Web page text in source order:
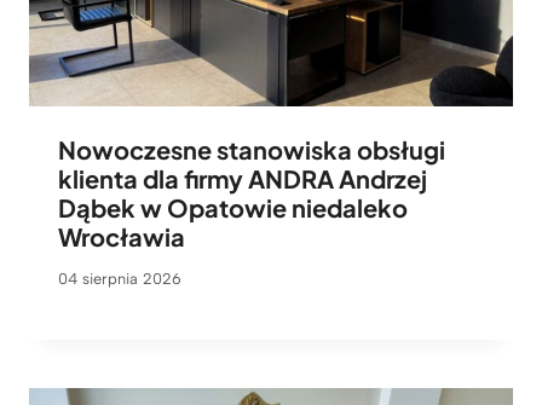
Nowoczesne stanowiska obsługi
klienta dla firmy ANDRA Andrzej
Dąbek w Opatowie niedaleko
Wrocławia
04 sierpnia 2026